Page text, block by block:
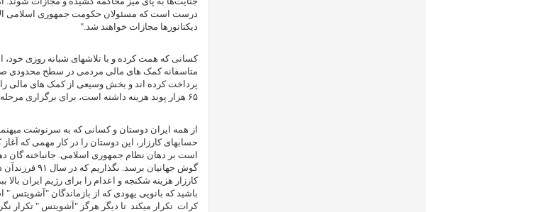
درست است که مسئولان حکومت جمهوری اسلامی الان
دیکتاتورها مجازات خواهند شد."
کسانی که همت کرده و با تلاشهای شبانه روزی خود،
متاسفانه کمک های مالی مردمی در سطح محدودی
پرداخت کرده اند و بخش وسیعی از کمک های مالی را
۶۵ هزار پوند هزینه داشته است، برای برگزاری مرحله دوم دادگاه به هزینه ای بالغ بر ۷۰ هزار پوند نیاز است.
از همه ایران دوستان و کسانی که به سرنوشت
حسابهای کارزار، این دوستان را در کار مهمی که
گوش جهانیان
کارزار هزینه شکنجه و اعدام را برای رژیم ایران
باشید که بانویی یهودی که از بازماندگان "آشویتس
کرات تکرار میکند تا دیگر هرگز "آشویتس " تکرار